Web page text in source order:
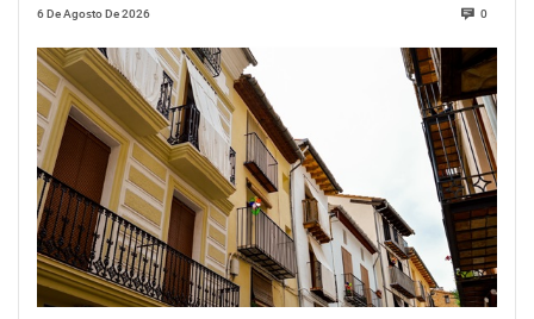
6 De Agosto De 2026 0